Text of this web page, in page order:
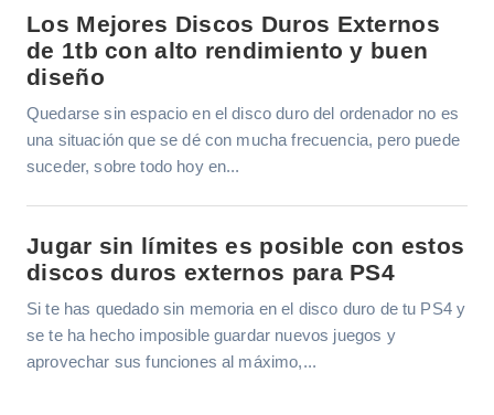
Los Mejores Discos Duros Externos
de 1tb con alto rendimiento y buen
diseño
Quedarse sin espacio en el disco duro del ordenador no es
una situación que se dé con mucha frecuencia, pero puede
suceder, sobre todo hoy en...
Jugar sin límites es posible con estos
discos duros externos para PS4
Si te has quedado sin memoria en el disco duro de tu PS4 y
se te ha hecho imposible guardar nuevos juegos y
aprovechar sus funciones al máximo,...